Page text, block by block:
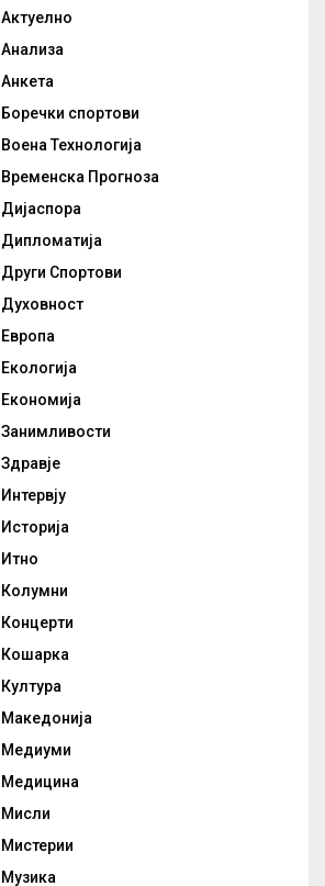
Актуелно
Анализа
Анкета
Боречки спортови
Воена Технологија
Временска Прогноза
Дијаспора
Дипломатија
Други Спортови
Духовност
Европа
Екологија
Економија
Занимливости
Здравје
Интервју
Историја
Итно
Колумни
Концерти
Кошарка
Култура
Македонија
Медиуми
Медицина
Мисли
Мистерии
Музика